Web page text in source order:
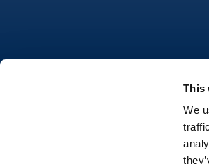
This
We
Dove acquistare